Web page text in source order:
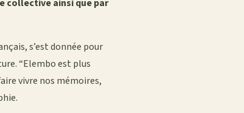
collective ainsi que par
s’est donnée pour
“Elembo est plus
vivre nos mémoires,